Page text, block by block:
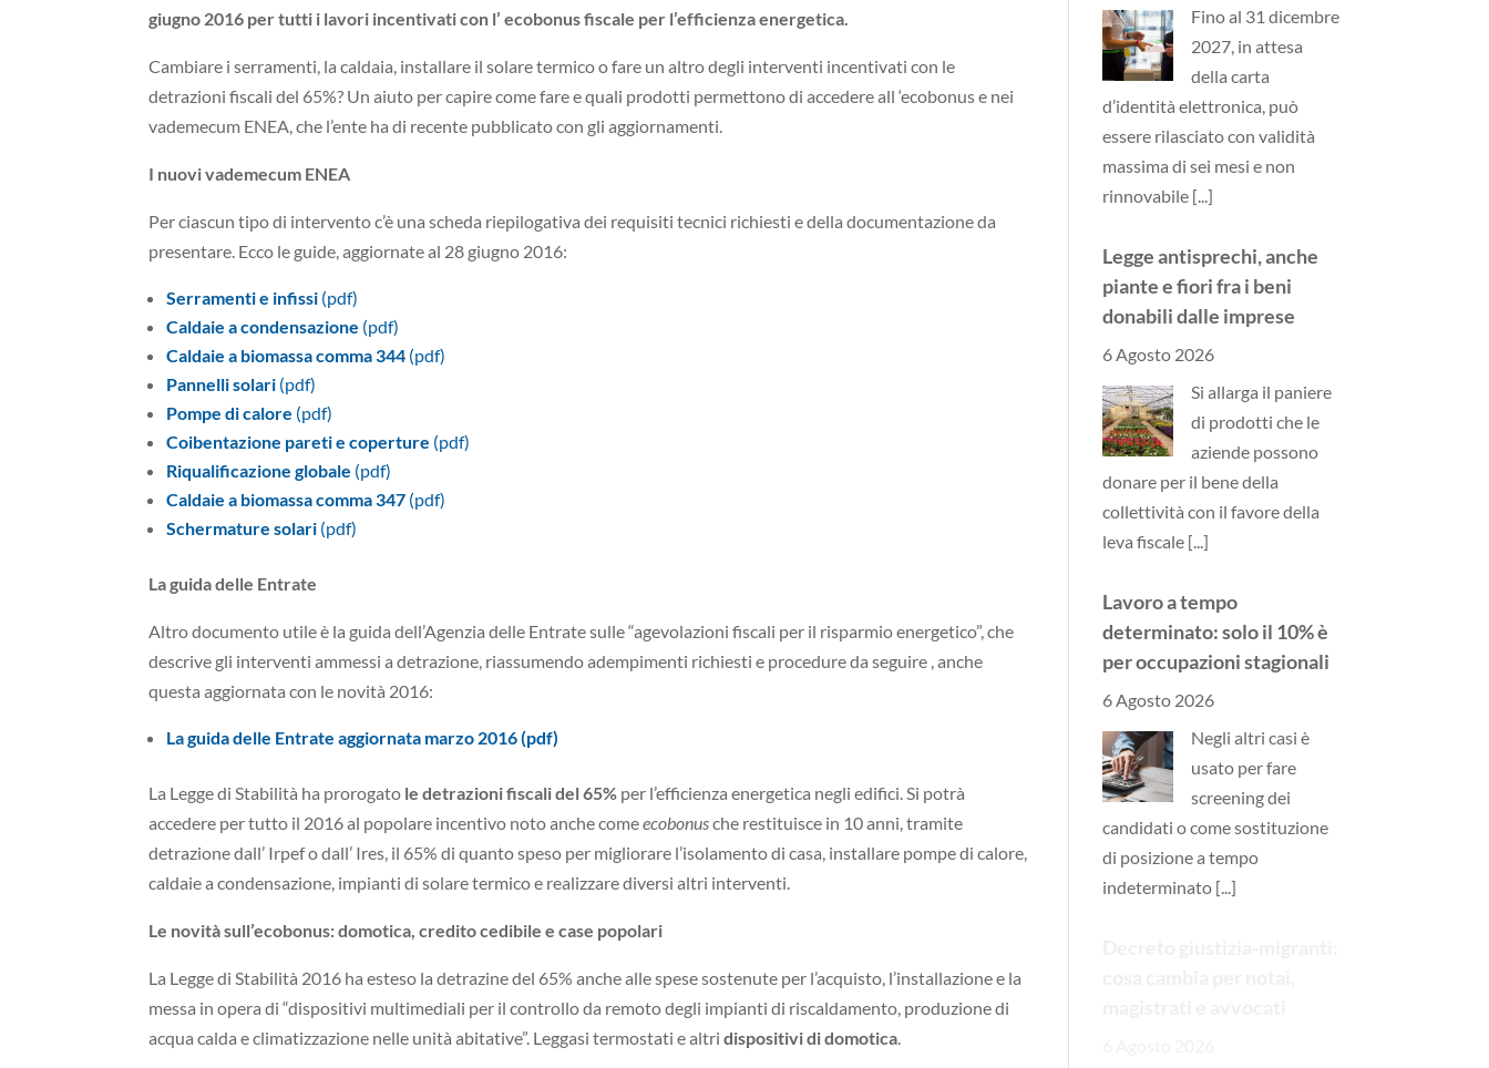
giugno 2016 per tutti i lavori incentivati con l’ ecobonus fiscale per l’efficienza energetica.
Cambiare i serramenti, la caldaia, installare il solare termico o fare un altro degli interventi incentivati con le
detrazioni fiscali del 65%? Un aiuto per capire come fare e quali prodotti permettono di accedere all ‘ecobonus e nei
vademecum ENEA, che l’ente ha di recente pubblicato con gli aggiornamenti.
I nuovi vademecum ENEA
Per ciascun tipo di intervento c’è una scheda riepilogativa dei requisiti tecnici richiesti e della documentazione da
presentare. Ecco le guide, aggiornate al 28 giugno 2016:
Serramenti e infissi (pdf)
Caldaie a condensazione (pdf)
Caldaie a biomassa comma 344 (pdf)
Pannelli solari (pdf)
Pompe di calore (pdf)
Coibentazione pareti e coperture (pdf)
Riqualificazione globale (pdf)
Caldaie a biomassa comma 347 (pdf)
Schermature solari (pdf)
La guida delle Entrate
Altro documento utile è la guida dell’Agenzia delle Entrate sulle “agevolazioni fiscali per il risparmio energetico”, che
descrive gli interventi ammessi a detrazione, riassumendo adempimenti richiesti e procedure da seguire , anche
questa aggiornata con le novità 2016:
La guida delle Entrate aggiornata marzo 2016 (pdf)
La Legge di Stabilità ha prorogato le detrazioni fiscali del 65% per l’efficienza energetica negli edifici. Si potrà
accedere per tutto il 2016 al popolare incentivo noto anche comeecobonusche restituisce in 10 anni, tramite
detrazione dall’ Irpef o dall’ Ires, il 65% di quanto speso per migliorare l’isolamento di casa, installare pompe di calore,
caldaie a condensazione, impianti di solare termico e realizzare diversi altri interventi.
Le novità sull’ecobonus: domotica, credito cedibile e case popolari
La Legge di Stabilità 2016 ha esteso la detrazine del 65% anche alle spese sostenute per l’acquisto, l’installazione e la
messa in opera di “dispositivi multimediali per il controllo da remoto degli impianti di riscaldamento, produzione di
acqua calda e climatizzazione nelle unità abitative”. Leggasi termostati e altri dispositivi di domotica
Fino al 31 dicembre
2027, in attesa
della carta
d’identità elettronica, può
essere rilasciato con validità
massima di sei mesi e non
rinnovabile [...]
Legge antisprechi, anche
piante e fiori fra i beni
donabili dalle imprese
6 Agosto 2026
Si allarga il paniere
di prodotti che le
aziende possono
donare per il bene della
collettività con il favore della
leva fiscale [...]
Lavoro a tempo
determinato: solo il 10% è
per occupazioni stagionali
6 Agosto 2026
Negli altri casi è
usato per fare
screening dei
candidati o come sostituzione
di posizione a tempo
indeterminato [...]